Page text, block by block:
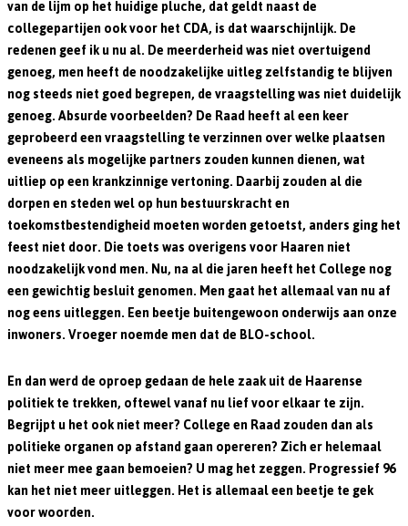
van de lijm op het huidige pluche, dat geldt naast de
collegepartijen ook voor het CDA, is dat waarschijnlijk. De
redenen geef ik u nu al. De meerderheid was niet overtuigend
genoeg, men heeft de noodzakelijke uitleg zelfstandig te blijven
nog steeds niet goed begrepen, de vraagstelling was niet duidelijk
genoeg. Absurde voorbeelden? De Raad heeft al een keer
geprobeerd een vraagstelling te verzinnen over welke plaatsen
eveneens als mogelijke partners zouden kunnen dienen, wat
uitliep op een krankzinnige vertoning. Daarbij zouden al die
dorpen en steden wel op hun bestuurskracht en
toekomstbestendigheid moeten worden getoetst, anders ging het
feest niet door. Die toets was overigens voor Haaren niet
noodzakelijk vond men. Nu, na al die jaren heeft het College nog
een gewichtig besluit genomen. Men gaat het allemaal van nu af
nog eens uitleggen. Een beetje buitengewoon onderwijs aan onze
inwoners. Vroeger noemde men dat de BLO-school.
En dan werd de oproep gedaan de hele zaak uit de Haarense
politiek te trekken, oftewel vanaf nu lief voor elkaar te zijn.
Begrijpt u het ook niet meer? College en Raad zouden dan als
politieke organen op afstand gaan opereren? Zich er helemaal
niet meer mee gaan bemoeien? U mag het zeggen. Progressief 96
kan het niet meer uitleggen. Het is allemaal een beetje te gek
voor woorden.